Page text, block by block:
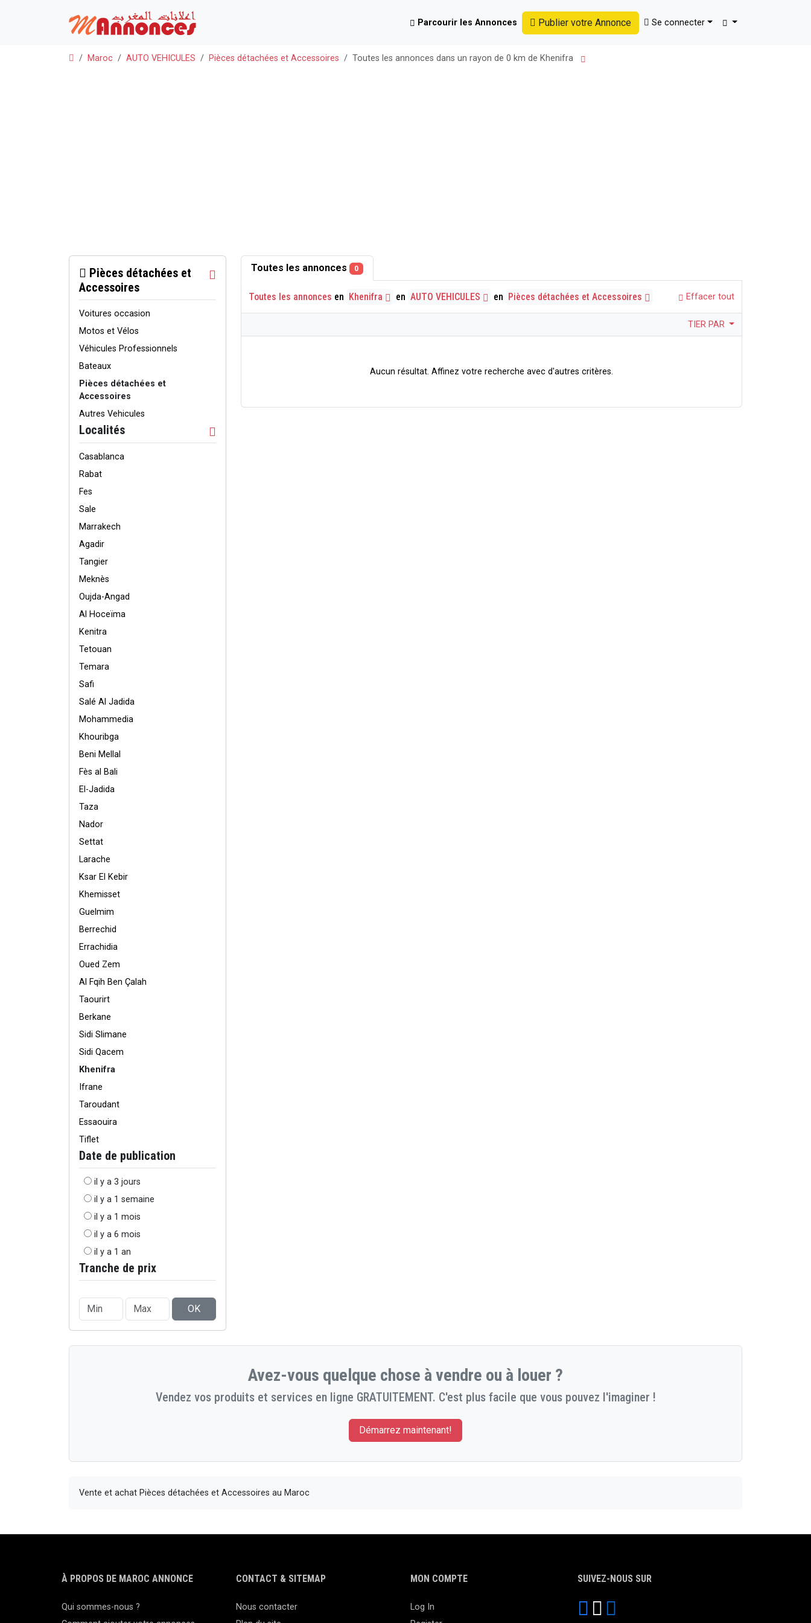
Parcourir les Annonces Publier votre Annonce Se connecter
Trouver
Maroc AUTO VEHICULES Pièces détachées et Accessoires Toutes les annonces dans un rayon de 0 km de Khenifra
Pièces détachées et
Accessoires
Voitures occasion
Motos et Vélos
Véhicules Professionnels
Bateaux
Pièces détachées et
Accessoires
Autres Vehicules
Localités
Casablanca
Rabat
Fes
Sale
Marrakech
Agadir
Tangier
Meknès
Oujda-Angad
Al Hoceïma
Kenitra
Tetouan
Temara
Safi
Salé Al Jadida
Mohammedia
Khouribga
Beni Mellal
Fès al Bali
El-Jadida
Taza
Nador
Settat
Larache
Ksar El Kebir
Khemisset
Guelmim
Berrechid
Errachidia
Oued Zem
Al Fqih Ben Çalah
Taourirt
Berkane
Sidi Slimane
Sidi Qacem
Khenifra
Ifrane
Taroudant
Essaouira
Tiflet
Date de publication
il y a 3 jours
il y a 1 semaine
il y a 1 mois
il y a 6 mois
il y a 1 an
Tranche de prix
OK
Toutes les annonces 0
Toutes les annonces en Khenifra en AUTO VEHICULES en Pièces détachées et Accessoires Effacer tout
TIER PAR
Aucun résultat. Affinez votre recherche avec d'autres critères.
Avez-vous quelque chose à vendre ou à louer ?
Vendez vos produits et services en ligne GRATUITEMENT. C'est plus facile que vous pouvez l'imaginer !
Démarrez maintenant!
Vente et achat Pièces détachées et Accessoires au Maroc
À PROPOS DE MAROC ANNONCE
Qui sommes-nous ?
CONTACT & SITEMAP
Nous contacter
MON COMPTE
Log In
SUIVEZ-NOUS SUR